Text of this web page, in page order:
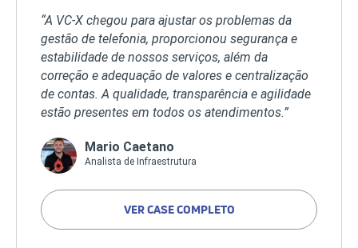
“A VC-X chegou para ajustar os problemas da
gestão de telefonia, proporcionou segurança e
estabilidade de nossos serviços, além da
correção e adequação de valores e centralização
de contas. A qualidade, transparência e agilidade
estão presentes em todos os atendimentos.”
Mario Caetano
Analista de Infraestrutura
VER CASE COMPLETO